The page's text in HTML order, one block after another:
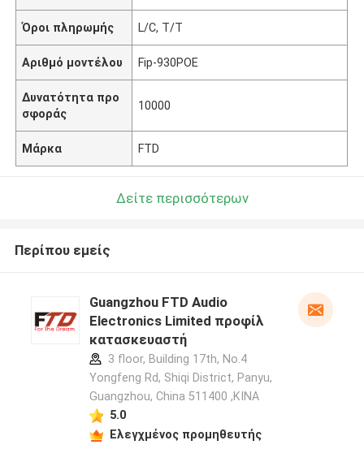
Όροι πληρωμής L/C, T/T
Αριθμό μοντέλου Fip-930POE
Δυνατότητα προ
σφοράς
10000
Μάρκα FTD
Δείτε περισσότερων
Περίπου εμείς
Guangzhou FTD Audio
Electronics Limited προφίλ
κατασκευαστή
3 floor, Building 17th, No.4
Yongfeng Rd, Shiqi District, Panyu,
Guangzhou, China 511400 ,ΚΙΝΑ
5.0
Ελεγχμένος προμηθευτής